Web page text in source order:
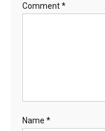
Comment*
Name *